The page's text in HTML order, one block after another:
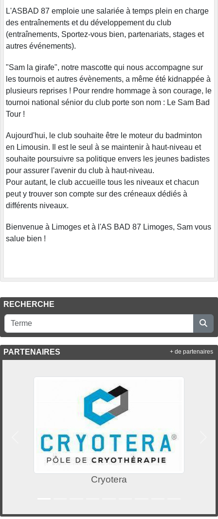
L'ASBAD 87 emploie une salariée à temps plein en charge
des entraînements et du développement du club
(entraînements, Sportez-vous bien, partenariats, stages et
autres événements).
"Sam la girafe", notre mascotte qui nous accompagne sur
les tournois et autres évènements, a même été kidnappée à
plusieurs reprises ! Pour rendre hommage à son courage, le
tournoi national sénior du club porte son nom : Le Sam Bad
Tour !
Aujourd'hui, le club souhaite être le moteur du badminton
en Limousin. Il est le seul à se maintenir à haut-niveau et
souhaite poursuivre sa politique envers les jeunes badistes
pour assurer l'avenir du club à haut-niveau.
Pour autant, le club accueille tous les niveaux et chacun
peut y trouver son compte sur des créneaux dédiés à
différents niveaux.
Bienvenue à Limoges et à l'AS BAD 87 Limoges, Sam vous
salue bien !
RECHERCHE
PARTENAIRES
Cryotera
Précedent
+ de partenaires